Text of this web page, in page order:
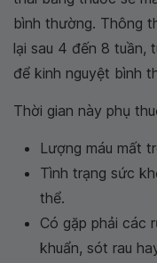
bình thường. Thông
lại sau 4 đến 8 tuần,
để kinh nguyệt bình
Thời gian này phụ
Lượng máu mất
Tình trạng sức
thể.
Có gặp phải các
khuẩn, sót rau